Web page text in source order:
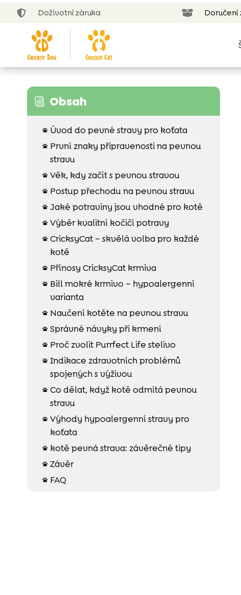
 Doživotní záruka  Doručení
i Obsah
 Úvod do pevné stravy pro koťata

První znaky připravenosti na pevnou
stravu
 Věk, kdy začít s pevnou stravou
 Postup přechodu na pevnou stravu
 Jaké potraviny jsou vhodné pro kotě
 Výběr kvalitní kočičí potravy
 CricksyCat – skvělá volba pro každé
kotě
 Přínosy CricksyCat krmiva

Bill mokré krmivo – hypoalergenní
varianta
 Naučení kotěte na pevnou stravu
 Správné návyky při krmení
 Proč zvolit Purrfect Life stelivo
 Indikace zdravotních problémů
spojených s výživou
 Co dělat, když kotě odmítá pevnou
stravu
 Výhody hypoalergenní stravy pro
koťata
 kotě pevná strava: závěrečné tipy
 Závěr
 FAQ